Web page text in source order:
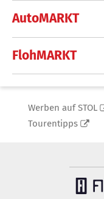
AutoMARKT
FlohMARKT
Werben auf STOL
Tourentipps